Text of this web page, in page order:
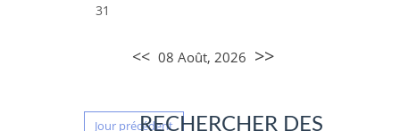
31
<< 08 Août, 2026 >>
Jour précédentRECHERCHER DES